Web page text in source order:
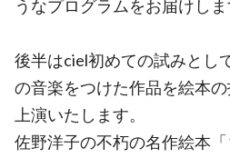
うなプログラムをお届けしま
後半はciel初めての試みとし
の音楽をつけた作品を絵本
上演いたします。
佐野洋子の不朽の名作絵本「